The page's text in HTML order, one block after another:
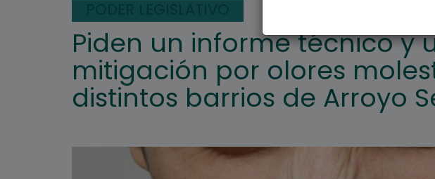
Piden un informe técnico y
mitigación por olores
distintos barrios de Arroyo